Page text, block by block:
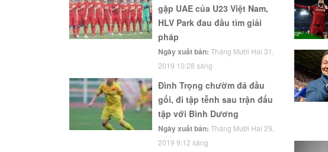
gặp UAE của U23 Việt Nam,
HLV Park đau đầu tìm giải
pháp
Ngày xuất bản: Tháng Mười Hai 31,
2019 10:28 sáng
Đình Trọng chườm đá đầu
gối, đi tập tễnh sau trận đấu
tập với Bình Dương
Ngày xuất bản: Tháng Mười Hai 29,
2019 9:12 sáng